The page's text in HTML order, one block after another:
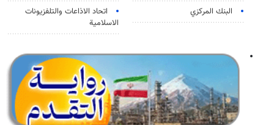
البنك المركزي
اتحاد الاذاعات والتلفزيونات
الاسلامية